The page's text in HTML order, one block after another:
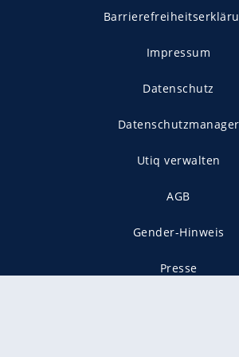
Impressum
Datenschutz
Datenschutzmanager
Utiq verwalten
AGB
Gender-Hinweis
Presse